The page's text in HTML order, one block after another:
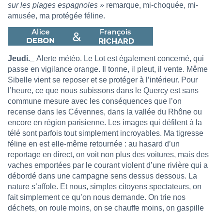
sur les plages espagnoles » remarque, mi-choquée, mi-
amusée, ma protégée féline.
Jeudi._ Alerte météo. Le Lot est également concerné, qui
passe en vigilance orange. Il tonne, il pleut, il vente. Même
Sibelle vient se reposer et se protéger à l’intérieur. Pour
l’heure, ce que nous subissons dans le Quercy est sans
commune mesure avec les conséquences que l’on
recense dans les Cévennes, dans la vallée du Rhône ou
encore en région parisienne. Les images qui défilent à la
télé sont parfois tout simplement incroyables. Ma tigresse
féline en est elle-même retournée : au hasard d’un
reportage en direct, on voit non plus des voitures, mais des
vaches emportées par le courant violent d’une rivière qui a
débordé dans une campagne sens dessus dessous. La
nature s’affole. Et nous, simples citoyens spectateurs, on
fait simplement ce qu’on nous demande. On trie nos
déchets, on roule moins, on se chauffe moins, on gaspille